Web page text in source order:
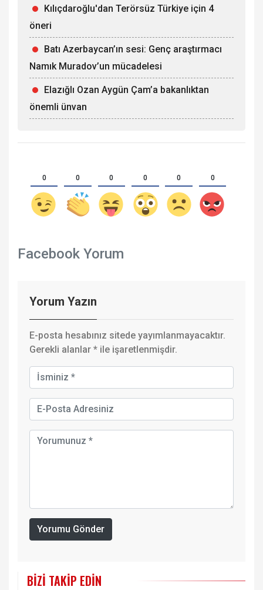
Kılıçdaroğlu'dan Terörsüz Türkiye için 4
öneri
Batı Azerbaycan’ın sesi: Genç araştırmacı
Namık Muradov’un mücadelesi
Elazığlı Ozan Aygün Çam’a bakanlıktan
önemli ünvan
0 0 0 0 0 0
Facebook Yorum
Yorum Yazın
E-posta hesabınız sitede yayımlanmayacaktır.
Gerekli alanlar * ile işaretlenmişdir.
Yorumu Gönder
BIZI TAKIP EDIN